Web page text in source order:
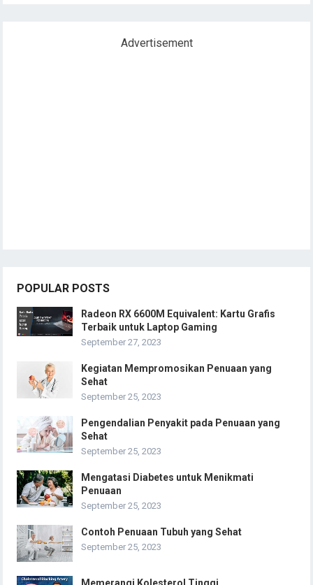
Advertisement
POPULAR POSTS
Radeon RX 6600M Equivalent: Kartu Grafis
Terbaik untuk Laptop Gaming
September 27, 2023
Kegiatan Mempromosikan Penuaan yang
Sehat
September 25, 2023
Pengendalian Penyakit pada Penuaan yang
Sehat
September 25, 2023
Mengatasi Diabetes untuk Menikmati
Penuaan
September 25, 2023
Contoh Penuaan Tubuh yang Sehat
September 25, 2023